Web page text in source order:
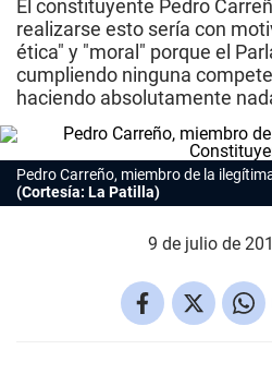
El constituyente Pedro
realizarse esto sería con
ética" y "moral" porque el
cumpliendo ninguna
haciendo absolutamente
Pedro Carreño, miembro de la
(Cortesía: La Patilla)
9 de julio de